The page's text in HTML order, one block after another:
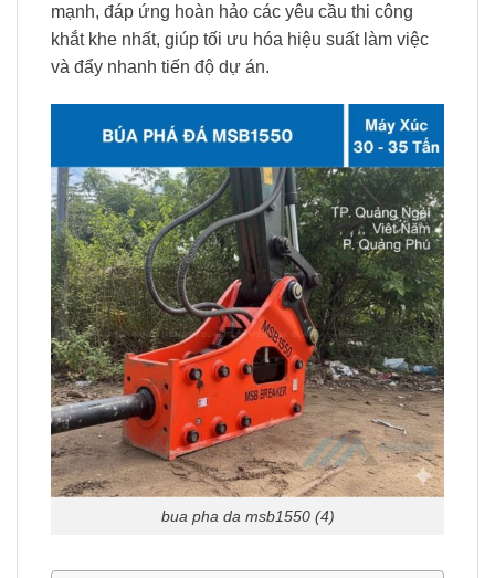
mạnh, đáp ứng hoàn hảo các yêu cầu thi công
khắt khe nhất, giúp tối ưu hóa hiệu suất làm việc
và đẩy nhanh tiến độ dự án.
bua pha da msb1550 (4)